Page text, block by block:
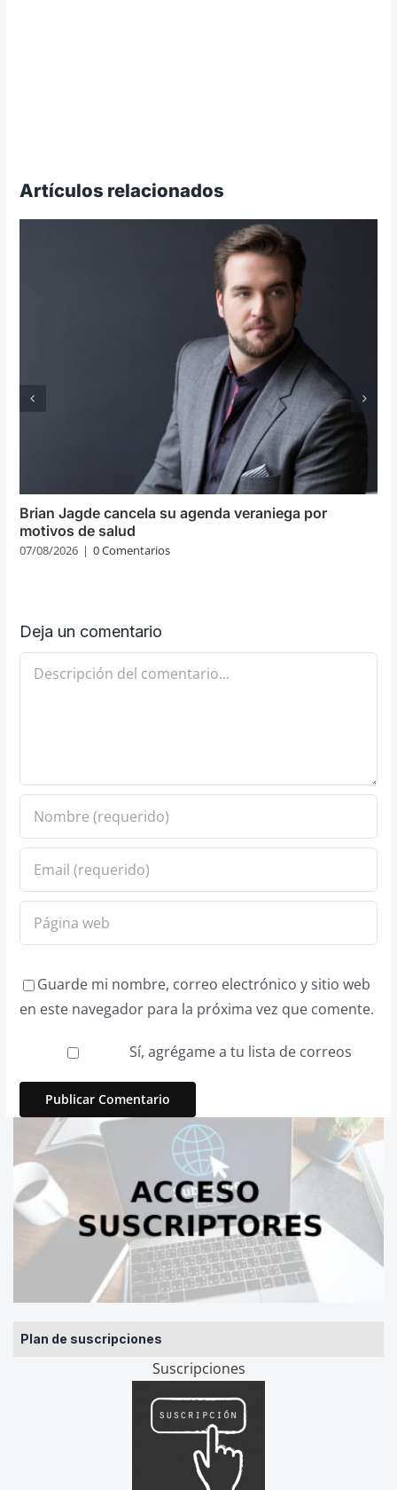
Plan de suscripciones
Suscripciones
Artículos relacionados
Brian Jagde cancela su agenda veraniega por
motivos de salud
07/08/2026 | 0 Comentarios
Deja un comentario
Comentario
Guarde mi nombre, correo electrónico y sitio web
en este navegador para la próxima vez que comente.
Sí, agrégame a tu lista de correos